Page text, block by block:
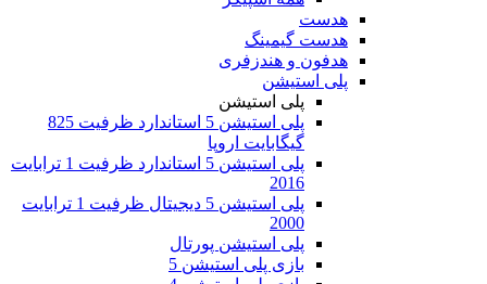
هدست
هدست گیمینگ
هدفون و هندزفری
پلی استیشن
پلی استیشن
پلی استیشن 5 استاندارد ظرفیت 825
گیگابایت اروپا
پلی استیشن 5 استاندارد ظرفیت 1 ترابایت
2016
پلی استیشن 5 دیجیتال ظرفیت 1 ترابایت
2000
پلی استیشن پورتال
بازی پلی استیشن 5